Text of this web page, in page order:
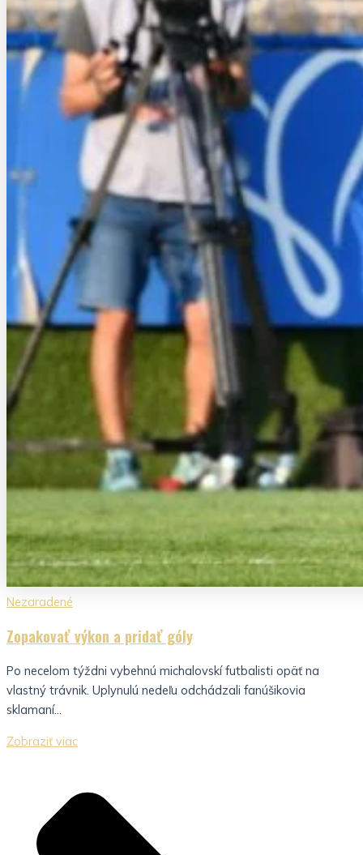
Nezaradené
Zopakovať výkon a pridať góly
Po necelom týždni vybehnú michalovskí futbalisti opäť na
vlastný trávnik. Uplynulú nedeľu odchádzali fanúšikovia
sklamaní...
Zobraziť viac